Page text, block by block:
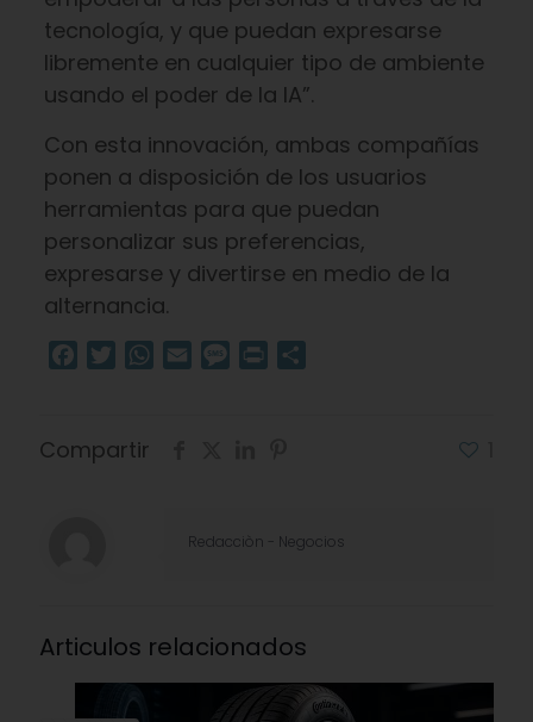
tecnología, y que puedan expresarse
libremente en cualquier tipo de ambiente
usando el poder de la IA”.
Con esta innovación, ambas compañías
ponen a disposición de los usuarios
herramientas para que puedan
personalizar sus preferencias,
expresarse y divertirse en medio de la
alternancia.
Facebook
TwitterWhatsApp
Email Message
Print
Compartir
Redacciòn - Negocios
Articulos relacionados